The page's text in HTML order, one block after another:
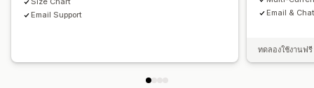
Email Support
Email &
ทดลองใช้งานฟ